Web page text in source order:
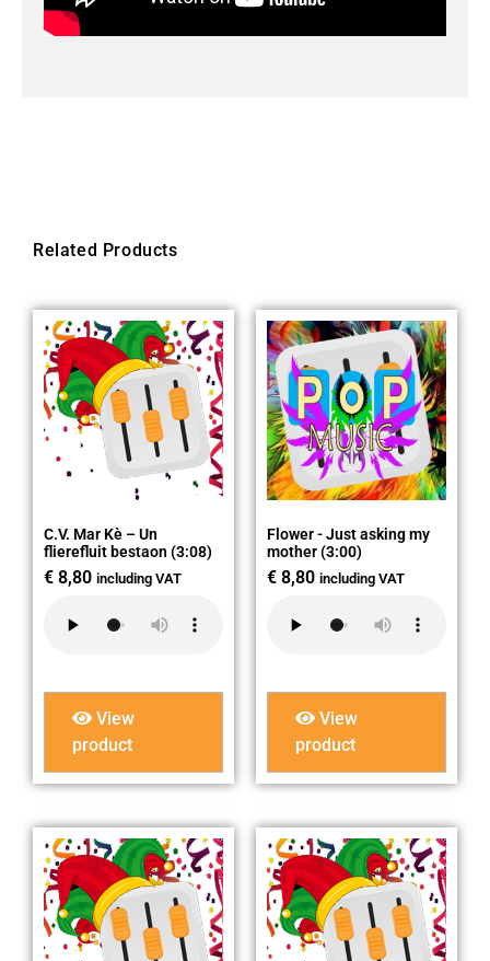
Related Products
C.V. Mar Kè – Un
flierefluit bestaon (3:08)
€ 8,80 including VAT
View
product
Flower - Just asking my
mother (3:00)
€ 8,80 including VAT
View
product